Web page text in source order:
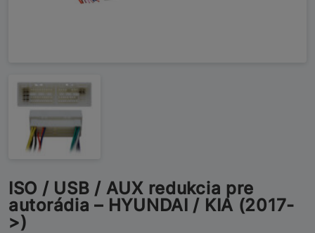
ISO / USB / AUX redukcia pre
autorádia – HYUNDAI / KIA (2017-
>)